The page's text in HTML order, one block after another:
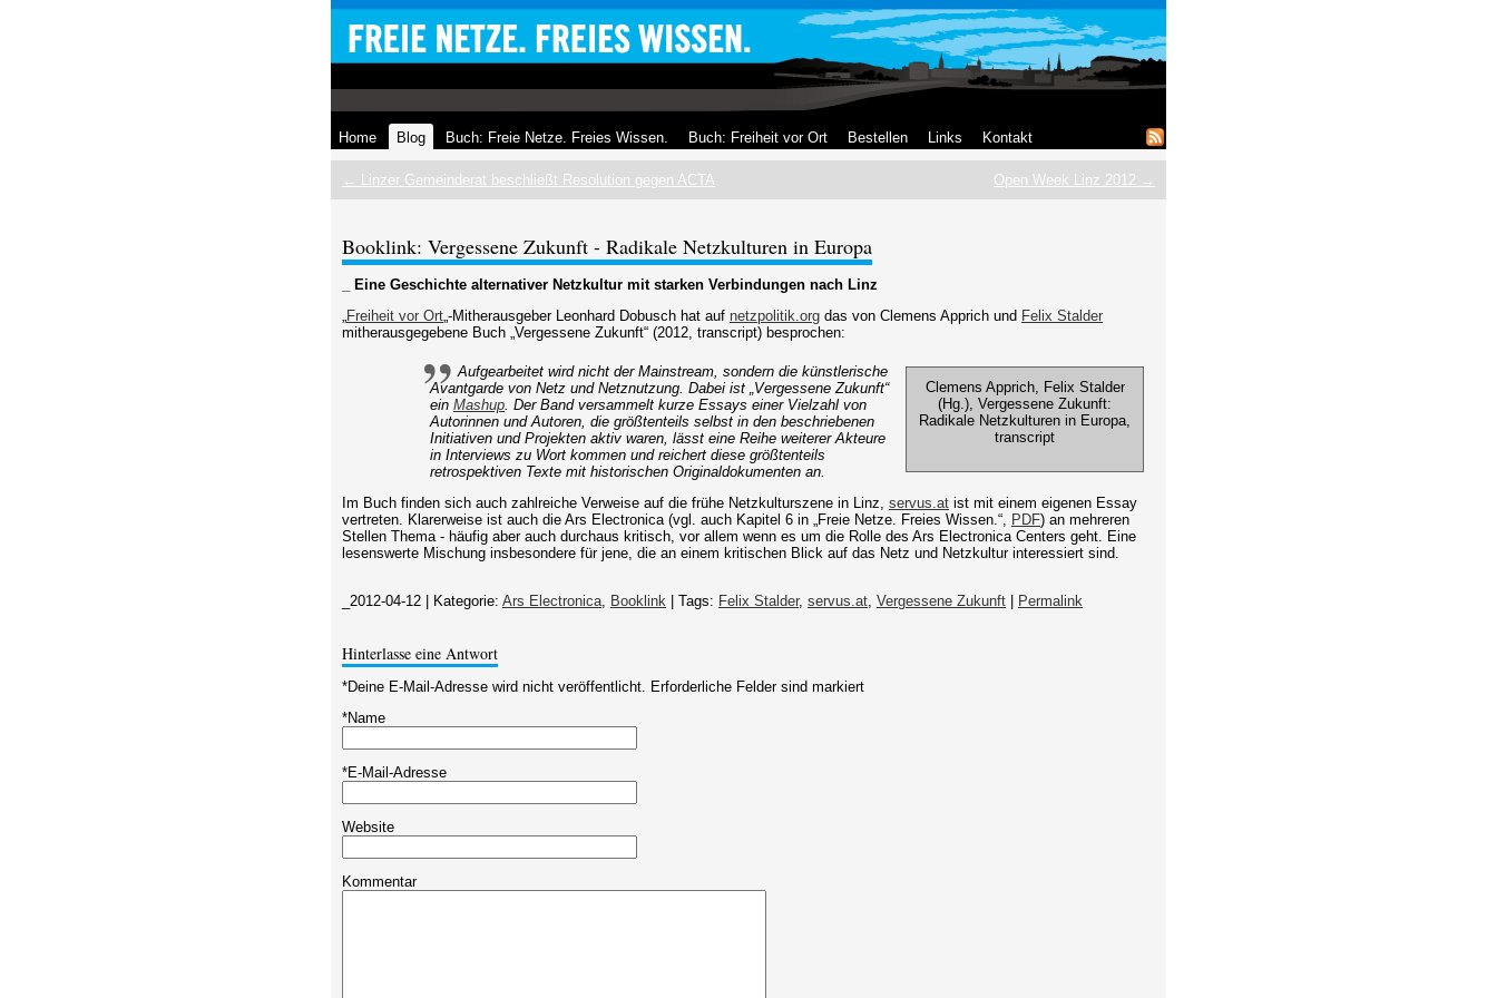
Home Blog Buch: Freie Netze. Freies Wissen. Buch: Freiheit vor Ort Bestellen Links Kontakt
← Linzer Gemeinderat beschließt Resolution gegen ACTA Open Week Linz 2012 →
Booklink: Vergessene Zukunft - Radikale Netzkulturen in Europa
_ Eine Geschichte alternativer Netzkultur mit starken Verbindungen nach Linz
„Freiheit vor Ort„-Mitherausgeber Leonhard Dobusch hat auf netzpolitik.org das von Clemens Apprich und Felix Stalder
mitherausgegebene Buch „Vergessene Zukunft“ (2012, transcript) besprochen:
Clemens Apprich, Felix Stalder
(Hg.), Vergessene Zukunft:
Radikale Netzkulturen in Europa,
transcript
Aufgearbeitet wird nicht der Mainstream, sondern die künstlerische
Avantgarde von Netz und Netznutzung. Dabei ist „Vergessene Zukunft“
ein Mashup. Der Band versammelt kurze Essays einer Vielzahl von
Autorinnen und Autoren, die größtenteils selbst in den beschriebenen
Initiativen und Projekten aktiv waren, lässt eine Reihe weiterer Akteure
in Interviews zu Wort kommen und reichert diese größtenteils
retrospektiven Texte mit historischen Originaldokumenten an.
Im Buch finden sich auch zahlreiche Verweise auf die frühe Netzkulturszene in Linz, servus.at ist mit einem eigenen Essay
vertreten. Klarerweise ist auch die Ars Electronica (vgl. auch Kapitel 6 in „Freie Netze. Freies Wissen.“, PDF) an mehreren
Stellen Thema - häufig aber auch durchaus kritisch, vor allem wenn es um die Rolle des Ars Electronica Centers geht. Eine
lesenswerte Mischung insbesondere für jene, die an einem kritischen Blick auf das Netz und Netzkultur interessiert sind.
_2012-04-12 Kategorie: Ars Electronica, Booklink | Tags: Felix Stalder, servus.at, Vergessene Zukunft Permalink
Hinterlasse eine Antwort
Deine E-Mail-Adresse wird nicht veröffentlicht. Erforderliche Felder sind markiert
*
Name
*
E-Mail-Adresse
*
Website
Kommentar